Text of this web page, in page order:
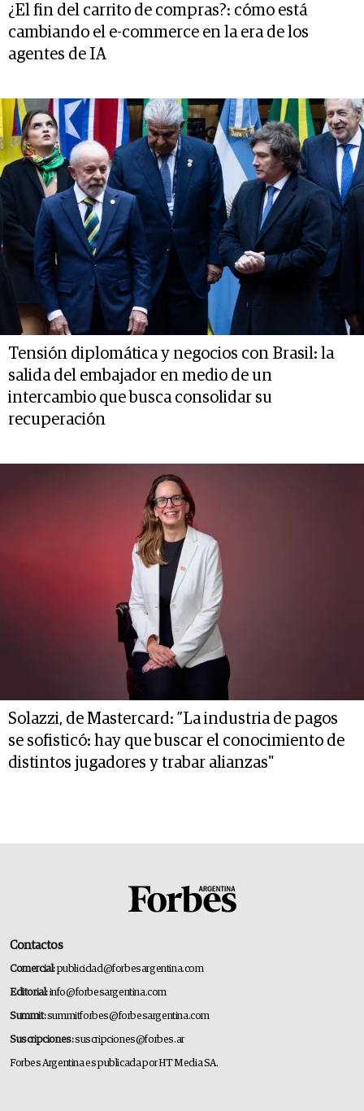
¿El fin del carrito de compras?: cómo está
cambiando el e-commerce en la era de los
agentes de IA
Tensión diplomática y negocios con Brasil: la
salida del embajador en medio de un
intercambio que busca consolidar su
recuperación
Solazzi, de Mastercard: ”La industria de pagos
se sofisticó: hay que buscar el conocimiento de
distintos jugadores y trabar alianzas"
Contactos
Comercial:publicidad@forbesargentina.com
Editorial:info@forbesargentina.com
Summit:summitforbes@forbesargentina.com
Suscripciones:suscripciones@forbes.ar
Forbes Argentina es publicada por HT Media SA.